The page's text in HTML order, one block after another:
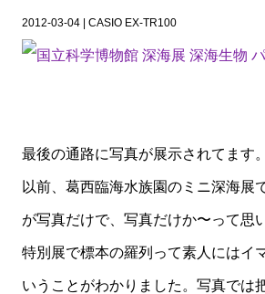
2012-03-04 | CASIO EX-TR100
最後の通路に写真が展示されてます。
以前、葛西臨海水族園のミニ深海展
が写真だけで、写真だけか〜って思
特別展で標本の羅列って素人にはイ
いうことがわかりました。写真では